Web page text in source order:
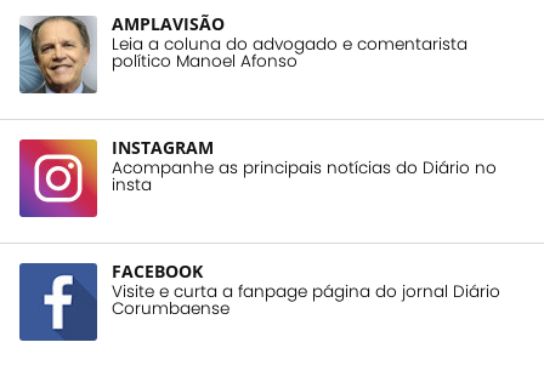
AMPLAVISÃO
Leia a coluna do advogado e comentarista
político Manoel Afonso
INSTAGRAM
Acompanhe as principais notícias do Diário no
insta
FACEBOOK
Visite e curta a fanpage página do jornal Diário
Corumbaense